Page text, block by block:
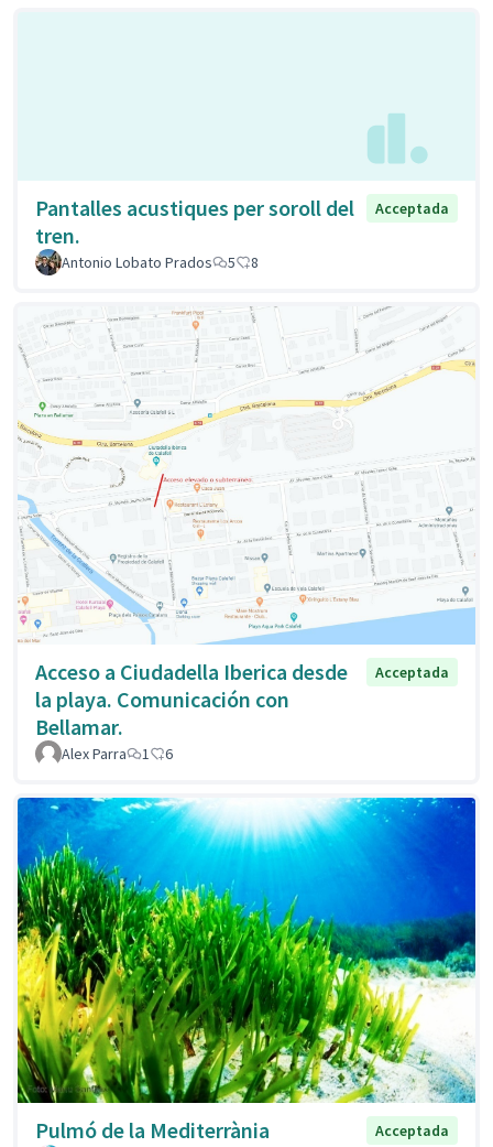
Pantalles acustiques per soroll del
tren.
Acceptada
Antonio Lobato Prados 5 8
Acceso a Ciudadella Iberica desde
la playa. Comunicación con
Bellamar.
Acceptada
Alex Parra 1 6
Pulmó de la Mediterrània
Acceptada